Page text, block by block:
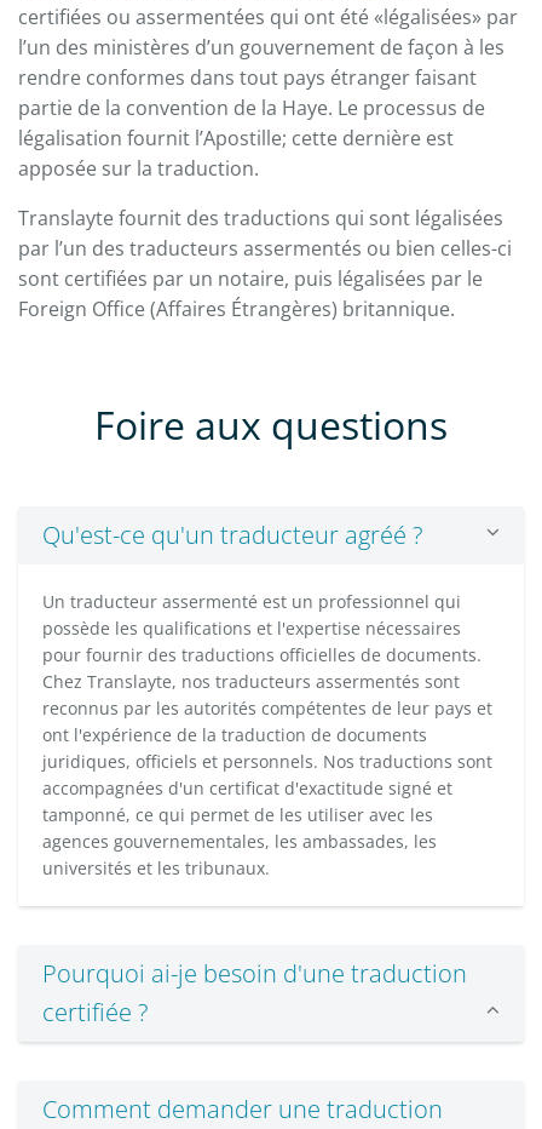
certifiées ou assermentées qui ont été «légalisées» par
l’un des ministères d’un gouvernement de façon à les
rendre conformes dans tout pays étranger faisant
partie de la convention de la Haye. Le processus de
légalisation fournit l’Apostille; cette dernière est
apposée sur la traduction.
Translayte fournit des traductions qui sont légalisées
par l’un des traducteurs assermentés ou bien celles-ci
sont certifiées par un notaire, puis légalisées par le
Foreign Office (Affaires Étrangères) britannique.
Foire aux questions
Qu'est-ce qu'un traducteur agréé ?
Un traducteur assermenté est un professionnel qui
possède les qualifications et l'expertise nécessaires
pour fournir des traductions officielles de documents.
Chez Translayte, nos traducteurs assermentés sont
reconnus par les autorités compétentes de leur pays et
ont l'expérience de la traduction de documents
juridiques, officiels et personnels. Nos traductions sont
accompagnées d'un certificat d'exactitude signé et
tamponné, ce qui permet de les utiliser avec les
agences gouvernementales, les ambassades, les
universités et les tribunaux.
Pourquoi ai-je besoin d'une traduction
certifiée ?
Comment demander une traduction